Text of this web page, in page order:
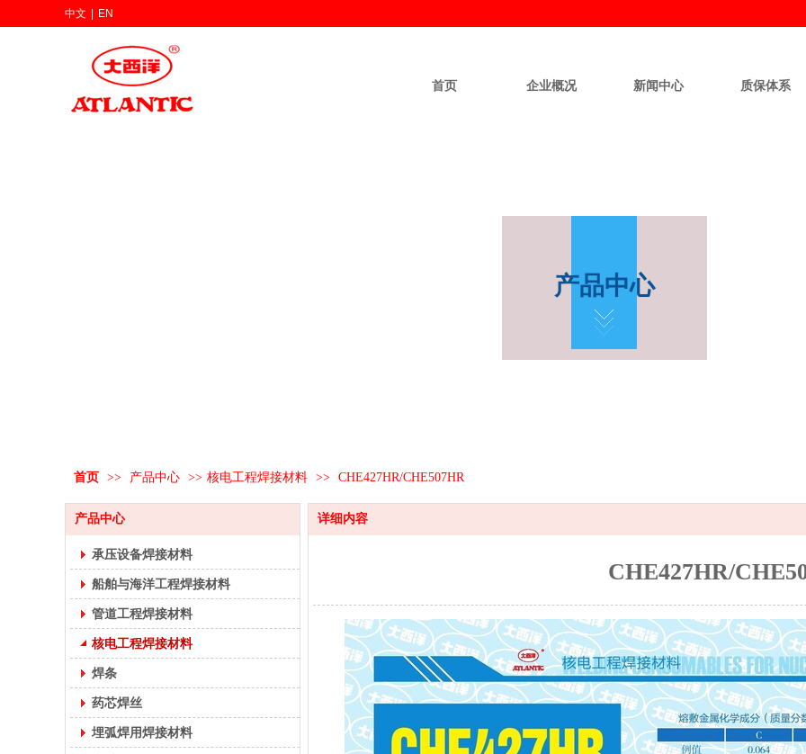
首页 企业概况 新闻中心 质保体系
中文 EN
产品中心
首页 >> 产品中心 >> 核电工程焊接材料 >> CHE427HR/CHE507HR
产品中心
承压设备焊接材料
船舶与海洋工程焊接材料
管道工程焊接材料
核电工程焊接材料
焊条
药芯焊丝
埋弧焊用焊接材料
详细内容
CHE427HR/